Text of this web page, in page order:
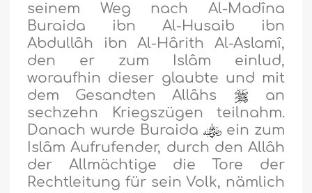
seinem Weg nach Al-Madîna
Buraida ibn Al-Husaib ibn
Abdullâh ibn Al-Hârith Al-Aslamî,
den er zum Islâm einlud,
woraufhin dieser glaubte und mit
dem Gesandten Allâhs
an
sechzehn Kriegszügen teilnahm.
Danach wurde Buraida
ein zum
Islâm Aufrufender, durch den Allâh
der Allmächtige die Tore der
Rechtleitung für sein Volk, nämlich